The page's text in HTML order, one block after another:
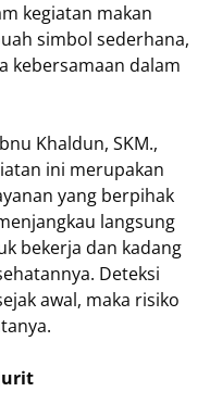
kegiatan makan
simbol sederhana,
kebersamaan dalam
Khaldun, SKM.,
ini merupakan
yang berpihak
langsung
bekerja dan kadang
Deteksi
awal, maka risiko